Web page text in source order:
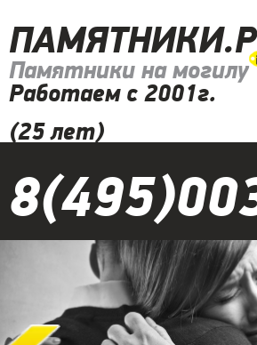
Памятники на могилу
Работаем с 2001г.
(25 лет)